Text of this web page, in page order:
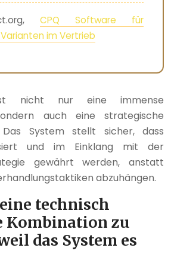
CPQ Software für
im Vertrieb
nicht nur eine immense
auch eine strategische
Das System stellt sicher, dass
und im Einklang mit der
gewährt werden, anstatt
abzuhängen.
technisch
Kombination zu
das System es